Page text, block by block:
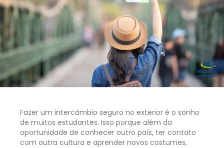
Fazer um intercâmbio seguro no exterior é o sonho
de muitos estudantes. Isso porque além da
oportunidade de conhecer outro país, ter contato
com outra cultura e aprender novos costumes,